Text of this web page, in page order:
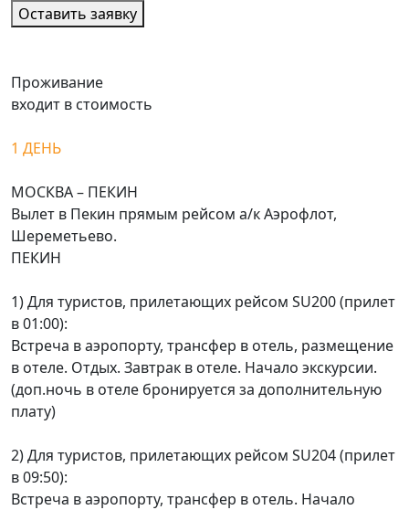
Оставить заявку
Проживание
входит в стоимость
1 ДЕНЬ
МОСКВА – ПЕКИН
Вылет в Пекин прямым рейсом а/к Аэрофлот,
Шереметьево.
ПЕКИН
1) Для туристов, прилетающих рейсом SU200 (прилет
в 01:00):
Встреча в аэропорту, трансфер в отель, размещение
в отеле. Отдых. Завтрак в отеле. Начало экскурсии.
(доп.ночь в отеле бронируется за дополнительную
плату)
2) Для туристов, прилетающих рейсом SU204 (прилет
в 09:50):
Встреча в аэропорту, трансфер в отель. Начало